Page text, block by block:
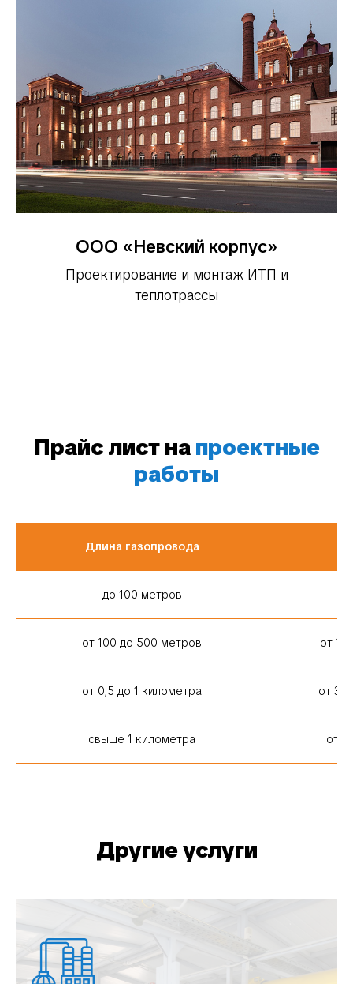
ООО «Невский корпус»
Проектирование и монтаж ИТП и
теплотрассы
Прайс лист напроектные
работы
Длина газопровода
до 100 метров
от 100 до 500 метров от
от 0,5 до 1 километра от
свыше 1 километра от
Другие услуги